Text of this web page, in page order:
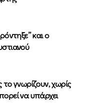
και ο
γνωρίζουν, χωρίς
να υπάρχει